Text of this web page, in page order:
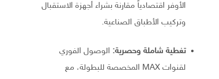
الأوفر اقتصادياً مقارنة بشراء أجهزة الاستقبال
وتركيب الأطباق الصناعية.
تغطية شاملة وحصرية: الوصول الفوري
لقنوات MAX المخصصة للبطولة، مع